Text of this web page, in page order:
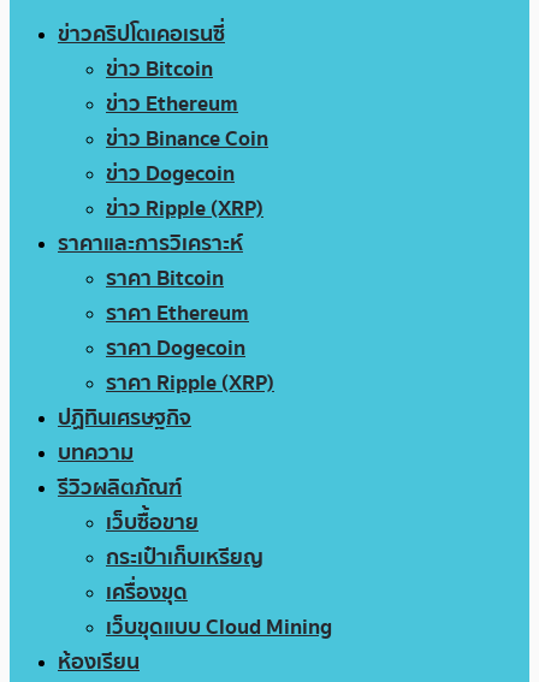
ข่าวคริปโตเคอเรนซี่
ข่าว Bitcoin
ข่าว Ethereum
ข่าว Binance Coin
ข่าว Dogecoin
ข่าว Ripple (XRP)
ราคาและการวิเคราะห์
ราคา Bitcoin
ราคา Ethereum
ราคา Dogecoin
ราคา Ripple (XRP)
ปฏิทินเศรษฐกิจ
บทความ
รีวิวผลิตภัณฑ์
เว็บซื้อขาย
กระเป๋าเก็บเหรียญ
เครื่องขุด
เว็บขุดแบบ Cloud Mining
ห้องเรียน